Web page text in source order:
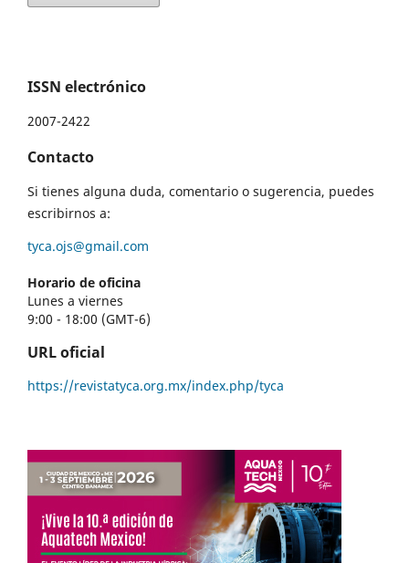
ISSN electrónico
2007-2422
Contacto
Si tienes alguna duda, comentario o sugerencia, puedes
escribirnos a:
tyca.ojs@gmail.com
Horario de oficina
Lunes a viernes
9:00 - 18:00 (GMT-6)
URL oficial
https://revistatyca.org.mx/index.php/tyca